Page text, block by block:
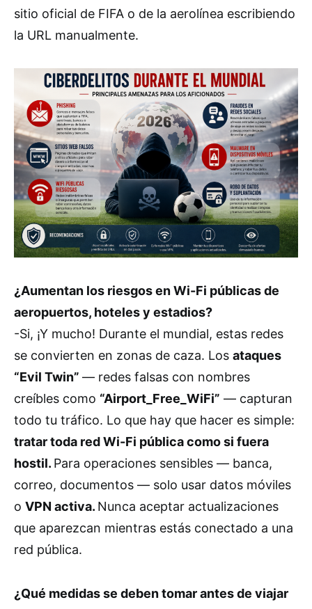
sitio oficial de FIFA o de la aerolínea escribiendo
la URL manualmente.
¿Aumentan los riesgos en Wi-Fi públicas de
aeropuertos, hoteles y estadios?
-Si, ¡Y mucho! Durante el mundial, estas redes
se convierten en zonas de caza. Los ataques
“Evil Twin” — redes falsas con nombres
creíbles como “Airport_Free_WiFi” — capturan
todo tu tráfico. Lo que hay que hacer es simple:
tratar toda red Wi-Fi pública como si fuera
hostil. Para operaciones sensibles — banca,
correo, documentos — solo usar datos móviles
o VPN activa. Nunca aceptar actualizaciones
que aparezcan mientras estás conectado a una
red pública.
¿Qué medidas se deben tomar antes de viajar